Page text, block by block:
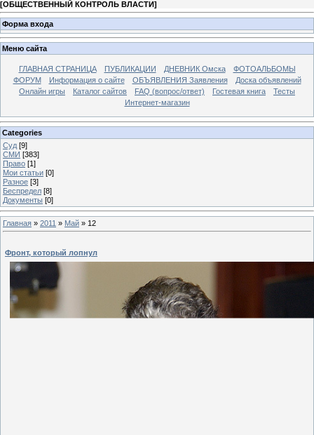
[ОБЩЕСТВЕННЫЙ КОНТРОЛЬ ВЛАСТИ]
Форма входа
Меню сайта
ГЛАВНАЯ СТРАНИЦА ПУБЛИКАЦИИ ДНЕВНИК Омска
ФОТОАЛЬБОМЫ
ФОРУМ
Информация о сайте ОБЪЯВЛЕНИЯ Заявления
Доска объявлений
Онлайн игры
Каталог сайтов FAQ (вопрос/ответ) Гостевая книга
Тесты
Интернет-магазин
Categories
Суд [9]
СМИ [383]
Право [1]
Мои статьи [0]
Разное [3]
Беспредел [8]
Документы [0]
Главная » 2011 » Май » 12
Фронт, который лопнул